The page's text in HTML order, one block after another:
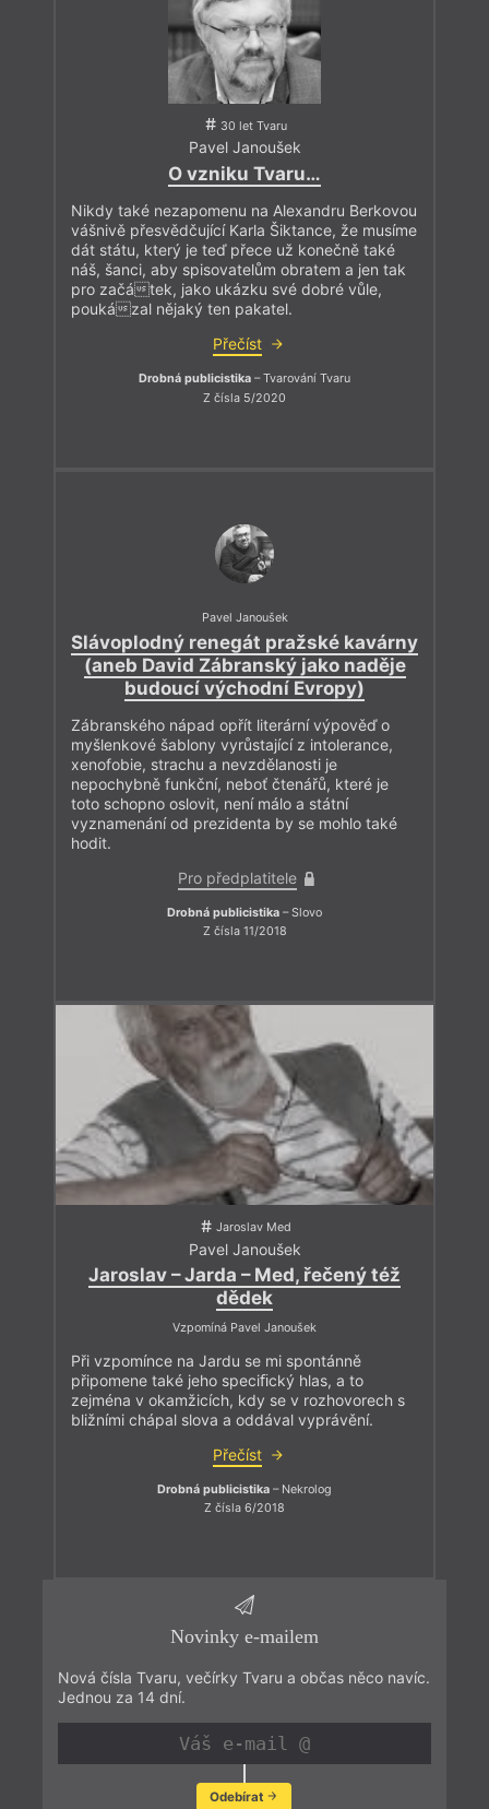
30 let Tvaru
Pavel Janoušek
O vzniku Tvaru…
Nikdy také nezapomenu na Alexandru Berkovou
vášnivě přesvědčující Karla Šiktance, že musíme
dát státu, který je teď přece už konečně také
náš, šanci, aby spisovatelům obratem a jen tak
pro začátek, jako ukázku své dobré vůle,
poukázal nějaký ten pakatel.
Přečíst
Drobná publicistika – Tvarování Tvaru
Z čísla 5/2020
Pavel Janoušek
Slávoplodný renegát pražské kavárny
(aneb David Zábranský jako naděje
budoucí východní Evropy)
Zábranského nápad opřít literární výpověď o
myšlenkové šablony vyrůstající z intolerance,
xenofobie, strachu a nevzdělanosti je
nepochybně funkční, neboť čtenářů, které je
toto schopno oslovit, není málo a státní
vyznamenání od prezidenta by se mohlo také
hodit.
Pro předplatitele
Drobná publicistika – Slovo
Z čísla 11/2018
Jaroslav Med
Pavel Janoušek
Jaroslav – Jarda – Med, řečený též
dědek
Vzpomíná Pavel Janoušek
Při vzpomínce na Jardu se mi spontánně
připomene také jeho speciﬁcký hlas, a to
zejména v okamžicích, kdy se v rozhovorech s
bližními chápal slova a oddával vyprávění.
Přečíst
Drobná publicistika – Nekrolog
Z čísla 6/2018
Novinky e-mailem
Nová čísla Tvaru, večírky Tvaru a občas něco navíc.
Jednou za 14 dní.
Odebírat